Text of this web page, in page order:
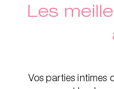
Les
Vos parties intimes